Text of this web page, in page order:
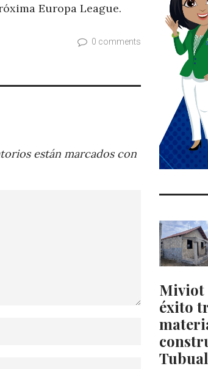
Europa League.
0 comments
están marcados con
Miviot
éxito